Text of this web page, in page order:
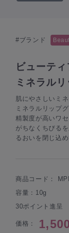
#ブランド
ビューテ
ミネラル
肌にやさしいミ
ミネラルリップ
精製度が高いワ
がちなくちびる
るおいを閉じ込
商品コード：
容量：10g
30ポイント進呈
価格：